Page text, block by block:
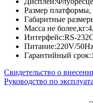
Размер
Габаритные
Масса не более,кг:
Интерфейс:RS-
Питание:220V/
Гарантийный срок:
Свидетельство о
Руководство по